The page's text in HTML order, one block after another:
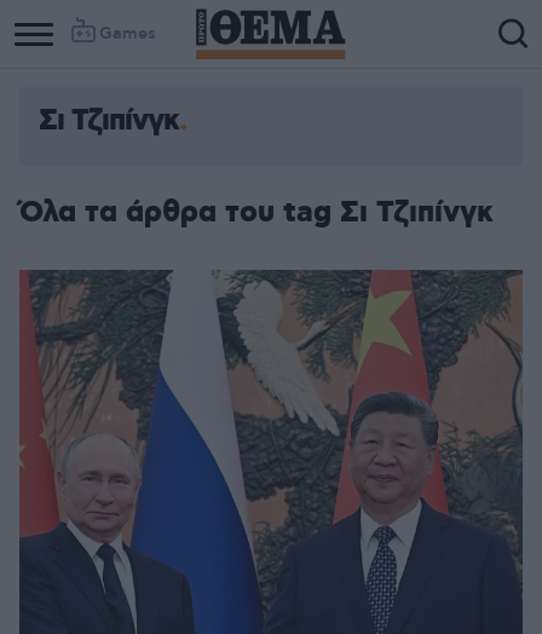
Games
Σι Τζιπίνγκ
Όλα τα άρθρα του tag Σι Τζιπίνγκ